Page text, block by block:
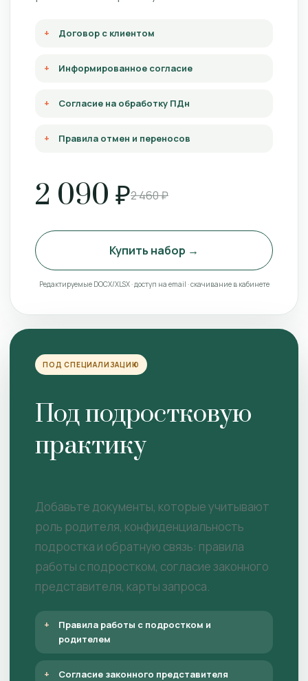
Договор с клиентом
Информированное согласие
Согласие на обработку ПДн
Правила отмен и переносов
2 090 ₽2 460 ₽
Купить набор →
Редактируемые DOCX/XLSX · доступ на email · скачивание в кабинете
ПОД СПЕЦИАЛИЗАЦИЮ
Под подростковую
практику
Добавьте документы, которые учитывают
роль родителя, конфиденциальность
подростка и обратную связь: правила
работы с подростком, согласие законного
представителя, карты запроса.
Правила работы с подростком и
родителем
Согласие законного представителя